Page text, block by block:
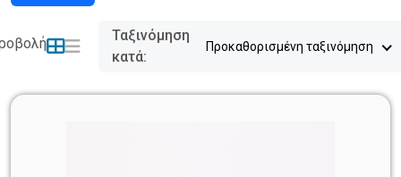
Ταξινόμηση
κατά:
Προκαθορισμένη ταξινόμηση